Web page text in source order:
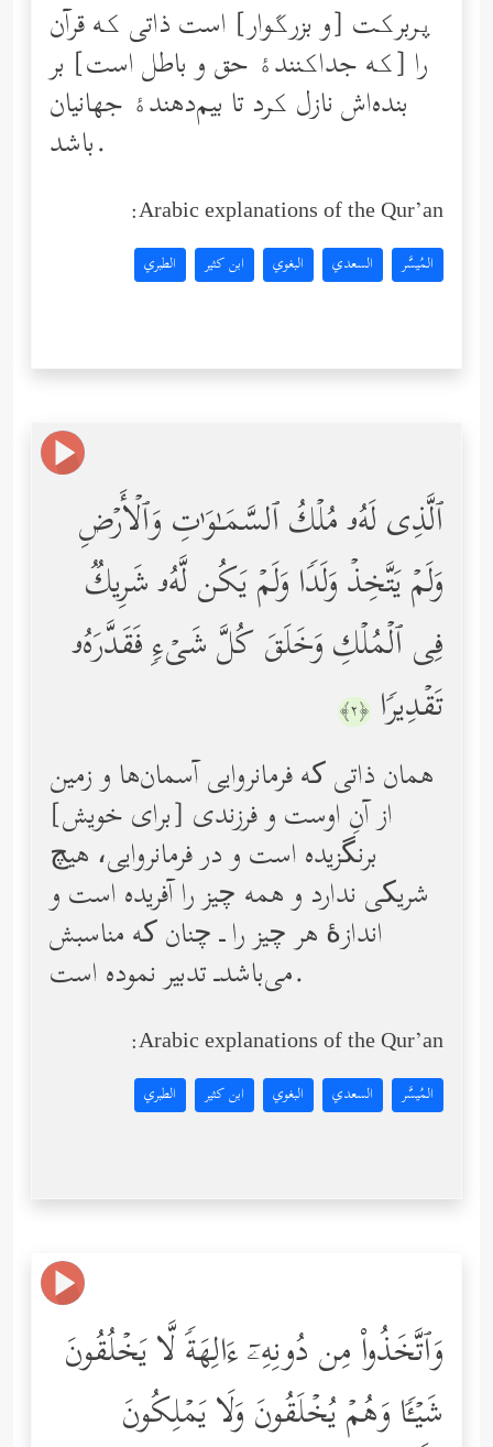
پربرکت [و بزرگوار] است ذاتی‌ که قرآن
را [که جداکنندۀ حق و باطل است] بر
بنده‌اش نازل کرد تا بیم‌دهندۀ جهانیان
باشد.
Arabic explanations of the Qur’an:
المُيسَّر السعدي البغوي ابن كثير الطبري
ٱلَّذِی لَهُۥ مُلۡكُ ٱلسَّمَـٰوَ ٰ⁠تِ وَٱلۡأَرۡضِ
وَلَمۡ یَتَّخِذۡ وَلَدࣰا وَلَمۡ یَكُن لَّهُۥ شَرِیكࣱ
فِی ٱلۡمُلۡكِ وَخَلَقَ كُلَّ شَیۡءࣲ فَقَدَّرَهُۥ
تَقۡدِیرࣰا ﴿٢﴾
همان ذاتی که فرمانروایی آسمان‌ها و زمین
از آنِ اوست و فرزندی [برای خویش]
برنگزیده است و در فرمانروایی، هیچ
شریکی ندارد و همه چیز را آفریده است و
اندازۀ هر چیز را ـ چنان که مناسبش
می‌باشدـ تدبیر نموده است.
Arabic explanations of the Qur’an:
المُيسَّر السعدي البغوي ابن كثير الطبري
وَٱتَّخَذُواْ مِن دُونِهِۦۤ ءَالِهَةࣰ لَّا یَخۡلُقُونَ
شَیۡـࣰٔا وَهُمۡ یُخۡلَقُونَ وَلَا یَمۡلِكُونَ